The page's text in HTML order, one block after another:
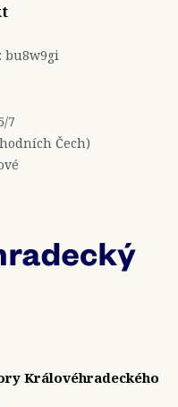
bu8w9gi
7
Čech)
Královéhradeckého